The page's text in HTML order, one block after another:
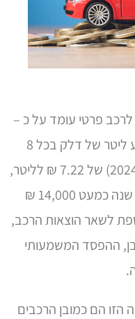
פרטי עומד על כ –
15,000 ק"מ. אם הרכב שלכם גומע ליטר של דלק בכל 8
ק"מ, ולפי מחיר דלק עדכני (ינואר 2024) של 7.22 ₪ לליטר,
14,000 ₪
לשאר הוצאות הרכב,
ההפסד המשמעותי
הם כמובן הרכבים